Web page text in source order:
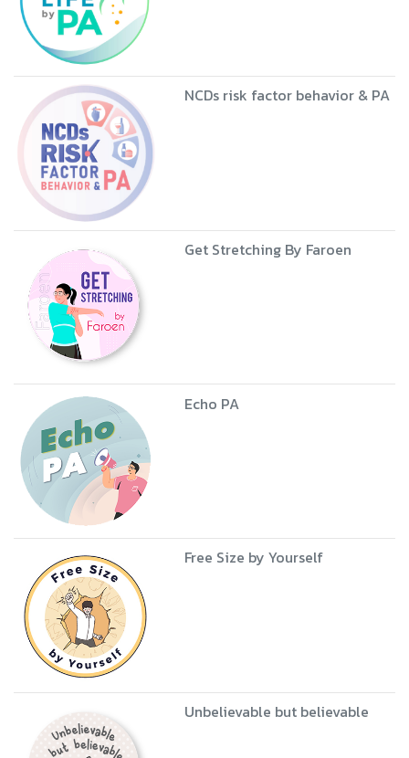
NCDs risk factor behavior & PA
Get Stretching By Faroen
Echo PA
Free Size by Yourself
Unbelievable but believable